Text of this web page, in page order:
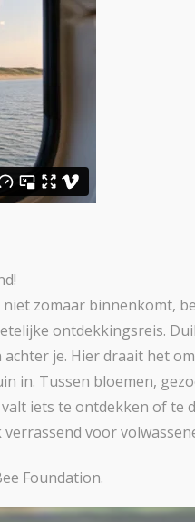
zomaar binnenkomt,
ontdekkingsreis.
je. Hier draait het
in. Tussen bloemen,
iets te ontdekken of te
voor
Foundation.